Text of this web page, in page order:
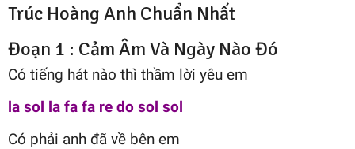
Trúc Hoàng Anh Chuẩn Nhất
Đoạn 1 : Cảm Âm Và Ngày Nào Đó
Có tiếng hát nào thì thầm lời yêu em
la sol la fa fa re do sol sol
Có phải anh đã về bên em